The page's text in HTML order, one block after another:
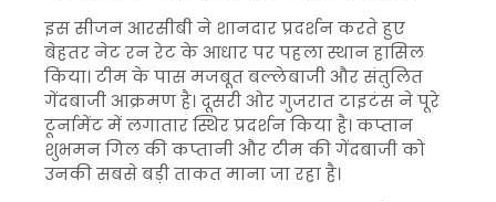
इस सीजन आरसीबी ने शानदार प्रदर्शन करते हुए
बेहतर नेट रन रेट के आधार पर पहला स्थान हासिल
किया। टीम के पास मजबूत बल्लेबाजी और संतुलित
गेंदबाजी आक्रमण है। दूसरी ओर गुजरात टाइटंस ने पूरे
टूर्नामेंट में लगातार स्थिर प्रदर्शन किया है। कप्तान
शुभमन गिल की कप्तानी और टीम की गेंदबाजी को
उनकी सबसे बड़ी ताकत माना जा रहा है।